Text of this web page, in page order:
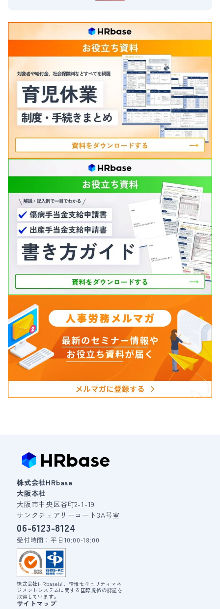
株式会社HRbase
大阪本社
大阪市中央区谷町2-1-19
サンクチュアリーコート3A号室
06-6123-8124
受付時間：平日10:00-18:00
株式会社HRbaseは、情報セキュリティマネ
ジメントシステムに関する国際規格の認証を
取得しています。
サイトマップ